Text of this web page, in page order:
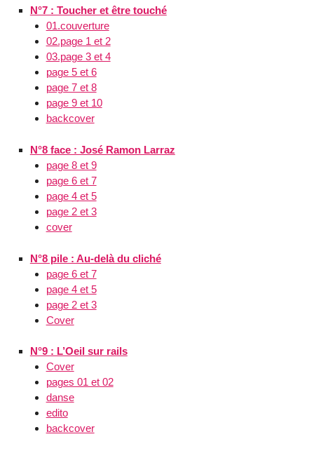
N°7 : Toucher et être touché
01.couverture
02.page 1 et 2
03.page 3 et 4
page 5 et 6
page 7 et 8
page 9 et 10
backcover
N°8 face : José Ramon Larraz
page 8 et 9
page 6 et 7
page 4 et 5
page 2 et 3
cover
N°8 pile : Au-delà du cliché
page 6 et 7
page 4 et 5
page 2 et 3
Cover
N°9 : L’Oeil sur rails
Cover
pages 01 et 02
danse
edito
backcover